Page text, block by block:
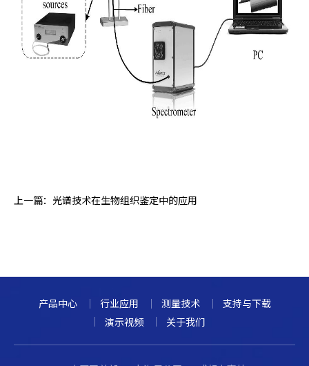
上一篇： 光谱技术在生物组织鉴定中的应用
产品中心 行业应用 测量技术
支持与下载
演示视频
关于我们